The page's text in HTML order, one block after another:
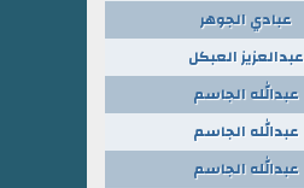
عبادي الجوهر
عبدالعزيز العبكل
عبدالله الجاسم
عبدالله الجاسم
عبدالله الجاسم